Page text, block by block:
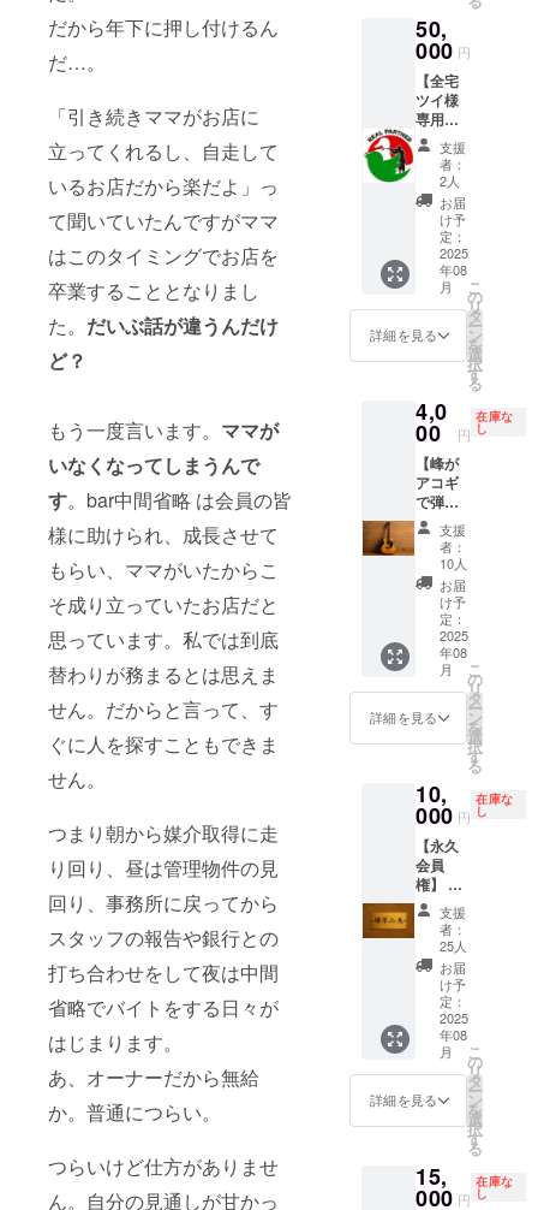
だから年下に押し付けるん
だ…。
「引き続きママがお店に
立ってくれるし、自走して
いるお店だから楽だよ」っ
て聞いていたんですがママ
はこのタイミングでお店を
卒業することとなりまし
た。 だいぶ話が違うんだけ
ど？
もう一度言います。 ママが
いなくなってしまうんで
す。bar中間省略 は会員の皆
様に助けられ、成長させて
もらい、ママがいたからこ
そ成り立っていたお店だと
思っています。私では到底
替わりが務まるとは思えま
せん。だからと言って、す
ぐに人を探すこともできま
せん。
つまり朝から媒介取得に走
り回り、昼は管理物件の見
回り、事務所に戻ってから
スタッフの報告や銀行との
打ち合わせをして夜は中間
省略でバイトをする日々が
はじまります。
あ、オーナーだから無給
か。普通につらい。
つらいけど仕方がありませ
ん。自分の見通しが甘かっ
店にて
提供す
る「飲
用体
験」の
チケッ
トであ
り、酒
類の販
売では
ありま
せん。
※支援者
リスト
作成の
ご支援
時に備
のご記
入をお
願いい
たしま
す。 ※
住所：
東京都
杉並区
高円寺
北２丁
目２２
－６
キャニ
オンプ
ラザ大
B104
※20歳未
はこの
リター
ンを選
択でき
ませ
ん。飲
酒は法
律によ
り禁止
されて
いま
す。 ※
有効期
限：
2026年
1月迄
然蒸
発）」
によ
り、実
際の提
供量が
150ml
を若干
下回る
可能性
がござ
いま
す。予
めご了
承くだ
※本リ
ターン
提供す
る「飲
用体
験」の
チケッ
トであ
り、酒
類の販
売では
ありま
せん。
※支援者
リスト
作成の
ため、
時に備
考欄へ
入をお
願いい
たしま
す。 ※
住所：
東京都
杉並区
高円寺
北２丁
目２２
－６
キャニ
オンプ
ラザ大
須賀
※20歳未
満の方
リター
ンを選
択でき
のご記
入をお
願いし
ます。
お辞儀
をしま
す。
50,
000 円
【全宅
ツイ様
専用・
お礼の
メッ
セージ
を送り
ます5】
最高感
謝！全
宅ツイ
の皆様
のお家
の方角
に向
かって
時、17
時にス
タッフ
一同
深々と
お辞儀
をしま
す。
支援
者：
2人
お届
け予
定：
2025
年08
月
詳細を見る
こ
の
リ
タ
ー
ン
を
選
択
す
る
4,0
00 円
在庫な
し
【峰が
アコギ
で弾き
語りま
す】 中
間省略
にはカ
ラオケ
があり
ませ
ん。な
ので、
峰が練
習して
アコギ
で一緒
を歌い
ます。
（※リク
エスト
曲を備
考欄に
記載く
ださ
い。技
術的に
難しい
曲は死
ぬ気で
練習し
す。）
支援
者：
10人
お届
け予
定：
2025
年08
月
詳細を見る
こ
の
リ
タ
ー
ン
を
選
択
す
る
10,
000 円
在庫な
し
【永久
会員
権】 会
員制は
廃止と
なりま
すが、
あなた
達から
このお
店は始
まりま
した。
そして
再ス
タート
す。私
たちは
支援
者：
25人
お届
け予
定：
2025
年08
月
詳細を見る
こ
の
リ
タ
ー
ン
を
選
択
す
る
15,
000 円
在庫な
し